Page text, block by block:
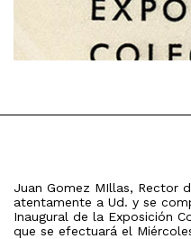
Juan Gomez MIllas, Rector
atentamente a Ud. y se
Inaugural de la Exposición
que se efectuará el